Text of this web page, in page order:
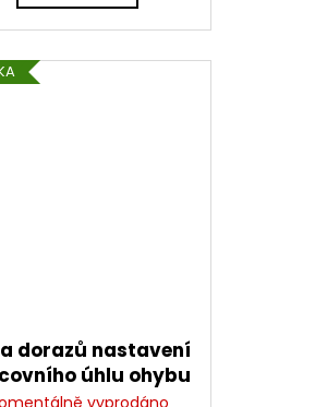
dorazů nastavení
úhlu ohybu
ortézy SUPERTECH